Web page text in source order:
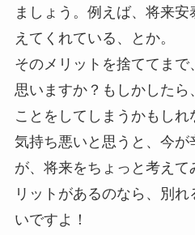
ましょう。例えば、将来
えてくれている、とか。
そのメリットを捨ててまで
思いますか？もしかしたら
ことをしてしまうかもしれ
気持ち悪いと思うと、今が
が、将来をちょっと考えて
リットがあるのなら、別
いですよ！